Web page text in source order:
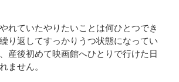
れていたやりたいことは何ひとつでき
り返してすっかりうつ状態になってい
産後初めて映画館へひとりで行けた日
ません。